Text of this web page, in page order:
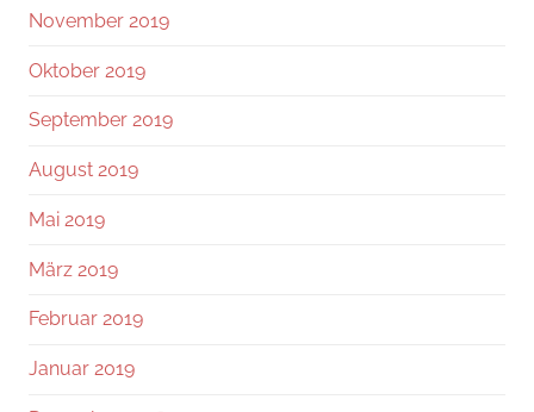
November 2019
Oktober 2019
September 2019
August 2019
Mai 2019
März 2019
Februar 2019
Januar 2019